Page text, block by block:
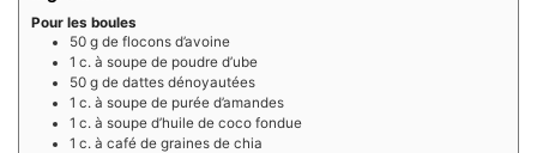
Pour les boules
50 g de flocons d’avoine
1 c. à soupe de poudre d’ube
50 g de dattes dénoyautées
1 c. à soupe de purée d’amandes
1 c. à soupe d’huile de coco fondue
1 c. à café de graines de chia